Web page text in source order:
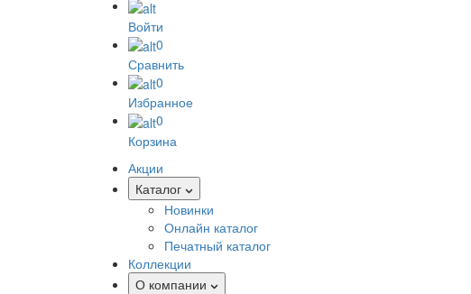
Войти
0
Сравнить
0
Избранное
0
Корзина
Акции
Каталог
Новинки
Онлайн каталог
Печатный каталог
Коллекции
О компании